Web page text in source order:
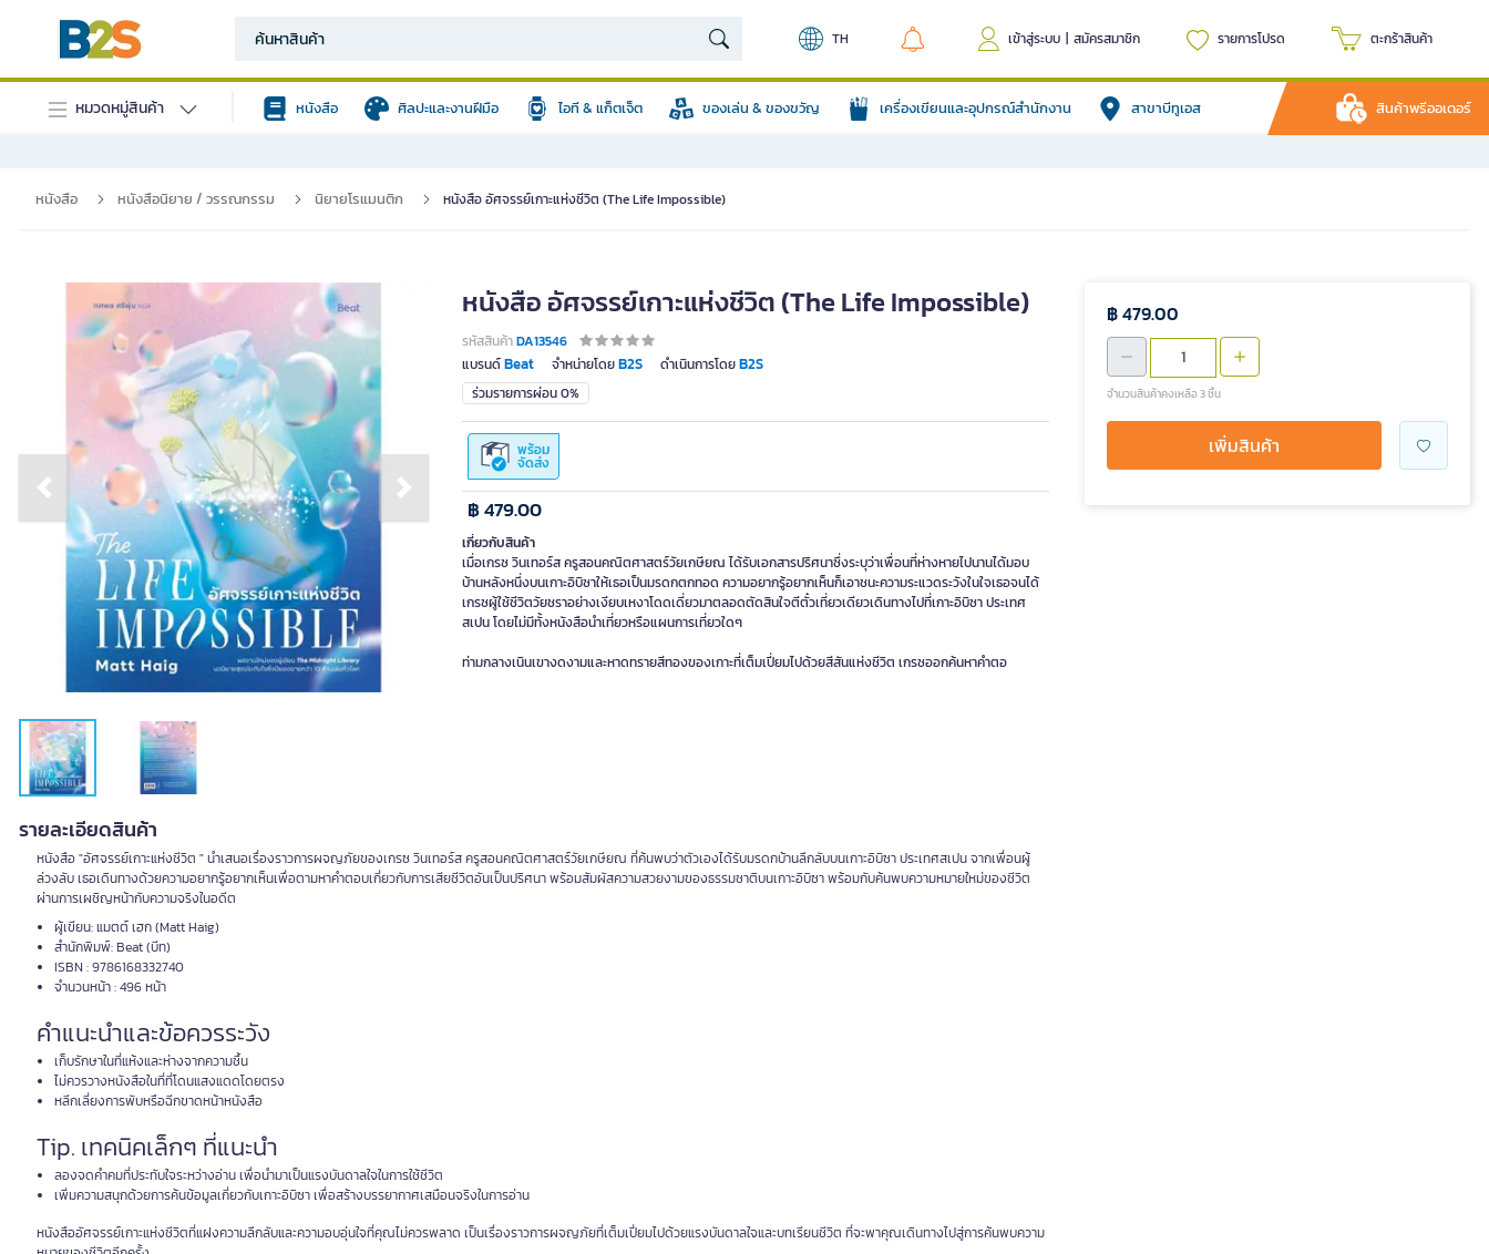
TH เข้าสู่ระบบ | สมัครสมาชิก รายการโปรด ตะกร้าสินค้า
หมวดหมู่สินค้า หนังสือ ศิลปะและงานฝีมือ ไอที & แก็ตเจ็ต ของเล่น & ของขวัญ เครื่องเขียนและอุปกรณ์สำนักงาน สาขาบีทูเอส สินค้าพรีออเดอร์
หนังสือ หนังสือนิยาย / วรรณกรรม นิยายโรแมนติก หนังสือ อัศจรรย์เกาะแห่งชีวิต (The Life Impossible)
Previous slide Next slide
หนังสือ อัศจรรย์เกาะแห่งชีวิต (The Life Impossible)
รหัสสินค้าDA13546
แบรนด์Beat จำหน่ายโดยB2S ดำเนินการโดยB2S
ร่วมรายการผ่อน 0%
พร้อม
จัดส่ง
฿ 479.00
เกี่ยวกับสินค้า
เมื่อเกรซ วินเทอร์ส ครูสอนคณิตศาสตร์วัยเกษียณ ได้รับเอกสารปริศนาซึ่งระบุว่าเพื่อนที่ห่างหายไปนานได้มอบ
บ้านหลังหนึ่งบนเกาะอิบิซาให้เธอเป็นมรดกตกทอด ความอยากรู้อยากเห็นก็เอาชนะความระแวดระวังในใจเธอจนได้
เกรซผู้ใช้ชีวิตวัยชราอย่างเงียบเหงาโดดเดี่ยวมาตลอดตัดสินใจตีตั๋วเที่ยวเดียวเดินทางไปที่เกาะอิบิซา ประเทศ
สเปน โดยไม่มีทั้งหนังสือนำเที่ยวหรือแผนการเที่ยวใดๆ
ท่ามกลางเนินเขางดงามและหาดทรายสีทองของเกาะที่เต็มเปี่ยมไปด้วยสีสันแห่งชีวิต เกรซออกค้นหาคำตอ
รายละเอียดสินค้า
หนังสือ "อัศจรรย์เกาะแห่งชีวิต " นำเสนอเรื่องราวการผจญภัยของเกรซ วินเทอร์ส ครูสอนคณิตศาสตร์วัยเกษียณ ที่ค้นพบว่าตัวเองได้รับมรดกบ้านลึกลับบนเกาะอิบิซา ประเทศสเปน จากเพื่อนผู้
ล่วงลับ เธอเดินทางด้วยความอยากรู้อยากเห็นเพื่อตามหาคำตอบเกี่ยวกับการเสียชีวิตอันเป็นปริศนา พร้อมสัมผัสความสวยงามของธรรมชาติบนเกาะอิบิซา พร้อมกับค้นพบความหมายใหม่ของชีวิต
ผ่านการเผชิญหน้ากับความจริงในอดีต
ผู้เขียน: แมตต์ เฮก (Matt Haig)
สำนักพิมพ์: Beat (บีท)
ISBN : 9786168332740
จำนวนหน้า : 496 หน้า
คำแนะนำและข้อควรระวัง
เก็บรักษาในที่แห้งและห่างจากความชื้น
ไม่ควรวางหนังสือในที่ที่โดนแสงแดดโดยตรง
หลีกเลี่ยงการพับหรือฉีกขาดหน้าหนังสือ
Tip. เทคนิคเล็กๆ ที่แนะนำ
ลองจดคำคมที่ประทับใจระหว่างอ่าน เพื่อนำมาเป็นแรงบันดาลใจในการใช้ชีวิต
เพิ่มความสนุกด้วยการค้นข้อมูลเกี่ยวกับเกาะอิบิซา เพื่อสร้างบรรยากาศเสมือนจริงในการอ่าน
หนังสืออัศจรรย์เกาะแห่งชีวิตที่แฝงความลึกลับและความอบอุ่นใจที่คุณไม่ควรพลาด เป็นเรื่องราวการผจญภัยที่เต็มเปี่ยมไปด้วยแรงบันดาลใจและบทเรียนชีวิต ที่จะพาคุณเดินทางไปสู่การค้นพบความ
฿ 479.00
จำนวนสินค้าคงเหลือ 3 ชิ้น
เพิ่มสินค้า